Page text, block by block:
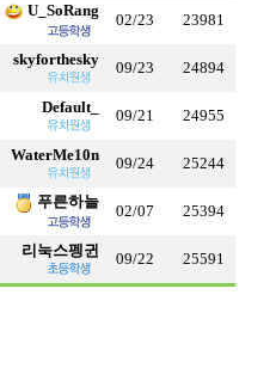
U_SoRang
02/23 23981
skyforthesky 09/23 24894
Default_ 09/21 24955
WaterMe10n 09/24 25244
푸른하늘
02/07 25394
리눅스펭귄 09/22 25591